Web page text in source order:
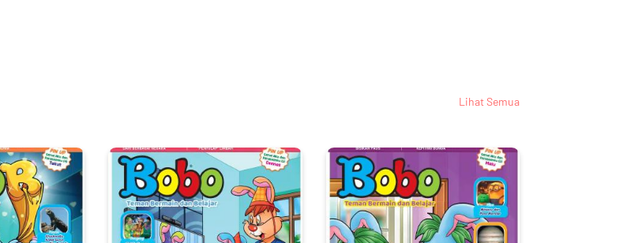
Lihat Semua